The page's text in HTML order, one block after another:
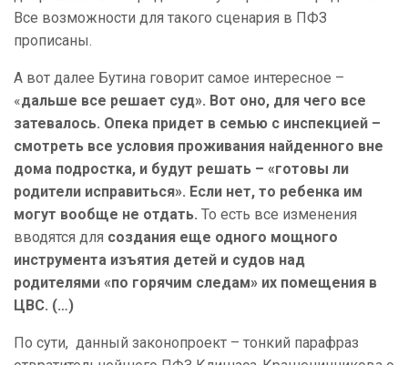
Все возможности для такого сценария в ПФЗ
прописаны.
А вот далее Бутина говорит самое интересное –
«дальше все решает суд». Вот оно, для чего все
затевалось. Опека придет в семью с инспекцией –
смотреть все условия проживания найденного вне
дома подростка, и будут решать – «готовы ли
родители исправиться». Если нет, то ребенка им
могут вообще не отдать. То есть все изменения
вводятся для создания еще одного мощного
инструмента изъятия детей и судов над
родителями «по горячим следам» их помещения в
ЦВС. (…)
По сути, данный законопроект – тонкий парафраз